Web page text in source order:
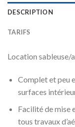
DESCRIPTION
TARIFS
Location sableuse/
Complet et peu
surfaces
Facilité de mise
tous travaux